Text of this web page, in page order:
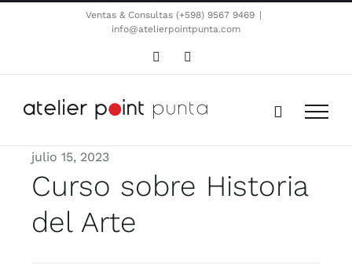
Ventas & Consultas (+598) 9567 9469 |
info@atelierpointpunta.com
WhatsApp
julio 15, 2023
Curso sobre Historia
del Arte